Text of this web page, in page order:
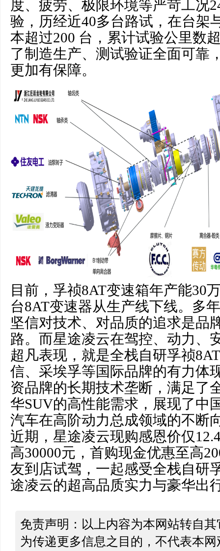
度、疲劳、极限环境等严苛工况
验，历经近40多台路试，在台架
本超过200 台，累计试验公里数
了制造生产、测试验证全面可靠
更加有保障。
目前，孚祯8AT变速箱年产能30
台8AT变速器从生产线下线。多
坚信对技术、对品质的追求是品
路。而星途凌云在驾控、动力、
超凡表现，就是全栈自研孚祯
信、采埃孚等国际品牌的有力体
资品牌的长期技术垄断，满足了
华SUV的高性能需求，展现了中
汽车在高阶动力总成领域的不断
近期，星途凌云现购感恩价仅
高30000元，首购现金优惠至高
友到店试驾，一起感受全栈自研
途凌云的超高品质实力与豪华出
免责声明：以上内容为本网站转自
为传递更多信息之目的，不代表本